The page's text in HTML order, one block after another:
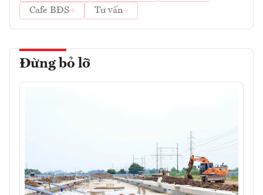
Cafe BĐS
Tư vấn
Đừng bỏ lỡ